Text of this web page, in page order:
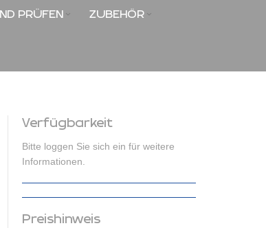
PRÜFEN ZUBEHÖR
Verfügbarkeit
Bitte loggen Sie sich ein für weitere
Informationen.
Preishinweis